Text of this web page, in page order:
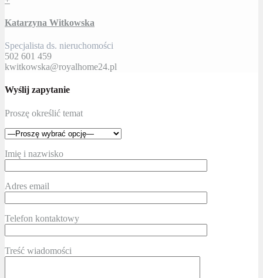
Katarzyna Witkowska
Specjalista ds. nieruchomości
502 601 459
kwitkowska@royalhome24.pl
Wyślij zapytanie
Proszę określić temat
Imię i nazwisko
Adres email
Telefon kontaktowy
Treść wiadomości